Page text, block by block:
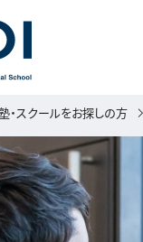
・スクールをお探しの方